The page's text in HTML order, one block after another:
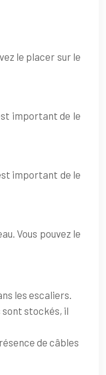
le placer sur le
important de le
important de le
Vous pouvez le
les escaliers.
sont stockés, il
de câbles